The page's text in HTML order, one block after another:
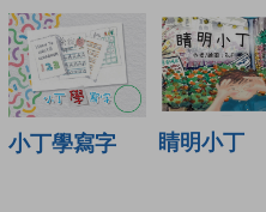
小丁學寫字 睛明小丁